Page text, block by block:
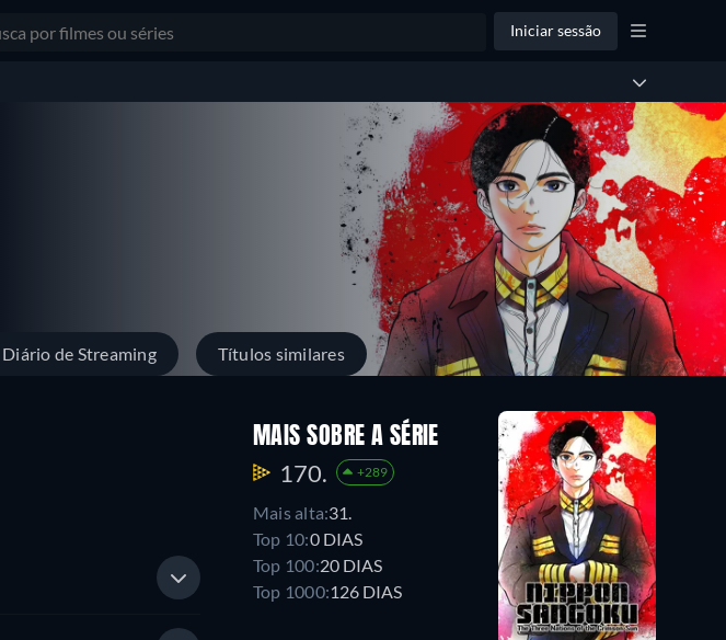
Iniciar sessão
de Streaming Títulos similares
MAIS SOBRE A SÉRIE
170. +289
Mais alta:31.
Top 10:0 DIAS
Top 100:20 DIAS
Top 1000:126 DIAS